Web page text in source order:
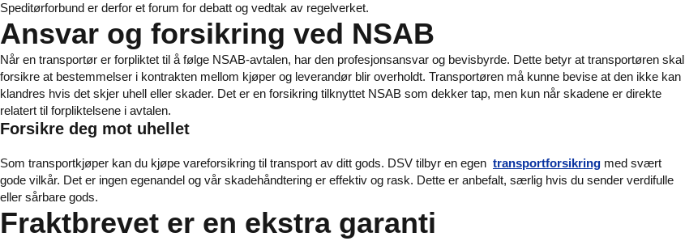
Speditørforbund er derfor et forum for debatt og vedtak av regelverket.
Ansvar og forsikring ved NSAB
Når en transportør er forpliktet til å følge NSAB-avtalen, har den profesjonsansvar og bevisbyrde. Dette betyr at transportøren skal
forsikre at bestemmelser i kontrakten mellom kjøper og leverandør blir overholdt. Transportøren må kunne bevise at den ikke kan
klandres hvis det skjer uhell eller skader. Det er en forsikring tilknyttet NSAB som dekker tap, men kun når skadene er direkte
relatert til forpliktelsene i avtalen.
Forsikre deg mot uhellet
Som transportkjøper kan du kjøpe vareforsikring til transport av ditt gods. DSV tilbyr en egen transportforsikring med svært
gode vilkår. Det er ingen egenandel og vår skadehåndtering er effektiv og rask. Dette er anbefalt, særlig hvis du sender verdifulle
eller sårbare gods.
Fraktbrevet er en ekstra garanti